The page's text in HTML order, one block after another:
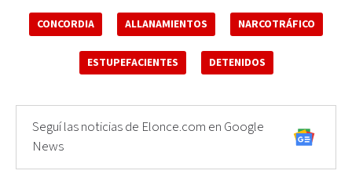
CONCORDIA ALLANAMIENTOS NARCOTRÁFICO
ESTUPEFACIENTES DETENIDOS
Seguí las noticias de Elonce.com en Google
News